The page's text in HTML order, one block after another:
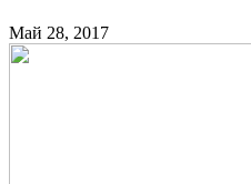
Май 28, 2017